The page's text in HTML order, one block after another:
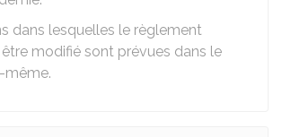
dans lesquelles le règlement
modifié sont prévues dans le
même.